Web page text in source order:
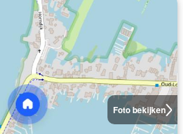
Foto bekijken